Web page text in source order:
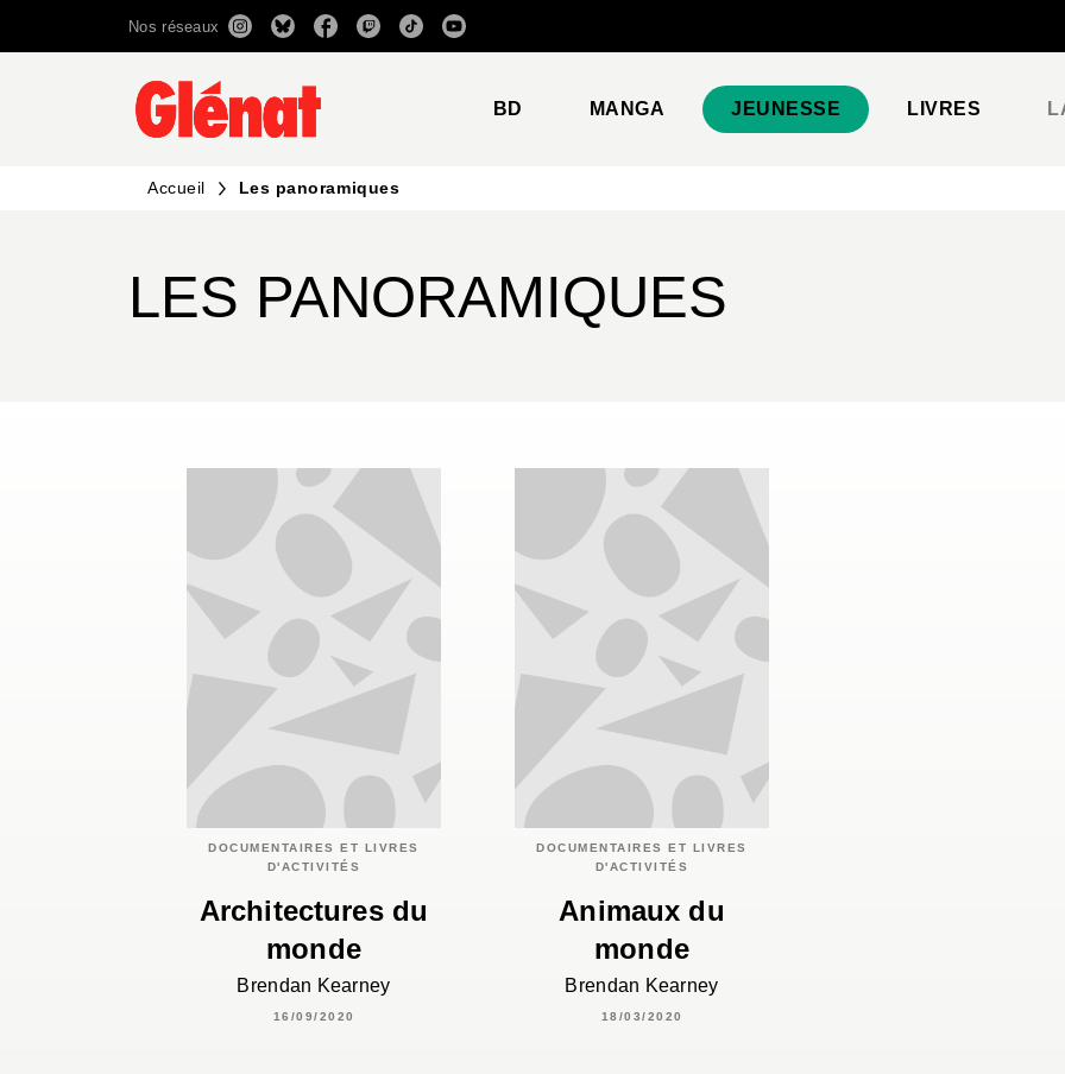
RECHERCHE CONTENU
Nos réseaux
BD MANGA JEUNESSE LIVRES
Accueil Les panoramiques
LES PANORAMIQUES
DOCUMENTAIRES ET LIVRES
D'ACTIVITÉS
Architectures du
monde
Brendan Kearney
16/09/2020
DOCUMENTAIRES ET LIVRES
D'ACTIVITÉS
Animaux du
monde
Brendan Kearney
18/03/2020